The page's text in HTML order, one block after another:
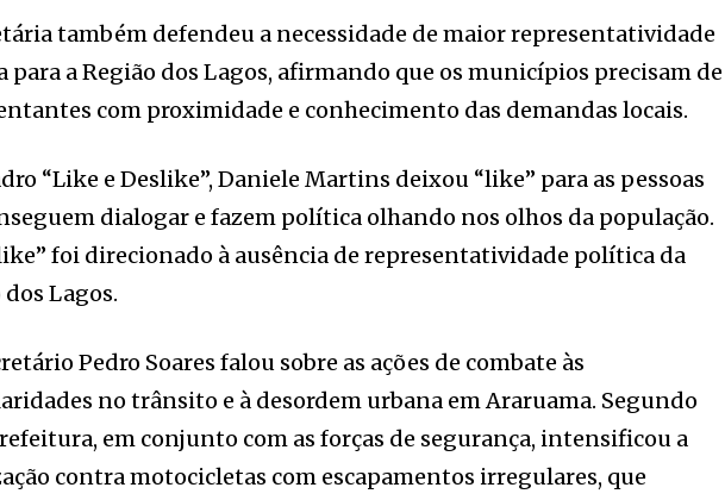
também defendeu a necessidade de maior representatividade
para a Região dos Lagos, afirmando que os municípios precisam de
com proximidade e conhecimento das demandas locais.
“Like e Deslike”, Daniele Martins deixou “like” para as pessoas
dialogar e fazem política olhando nos olhos da população.
foi direcionado à ausência de representatividade política da
Lagos.
Pedro Soares falou sobre as ações de combate às
no trânsito e à desordem urbana em Araruama. Segundo
em conjunto com as forças de segurança, intensificou a
contra motocicletas com escapamentos irregulares, que